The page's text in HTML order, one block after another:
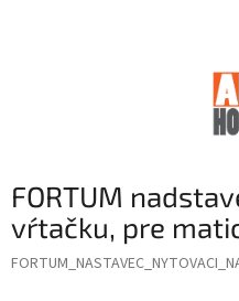
FORTUM
vŕtačku, pre